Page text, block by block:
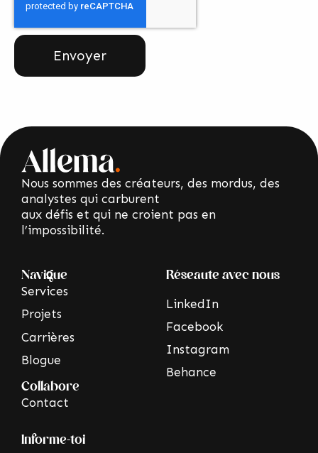
Envoyer
Nous sommes des créateurs, des mordus, des
analystes qui carburent
aux défis et qui ne croient pas en
l’impossibilité.
Navigue
Services
Projets
Carrières
Blogue
Collabore
Contact
Réseaute avec nous
LinkedIn
Facebook
Instagram
Behance
Informe-toi